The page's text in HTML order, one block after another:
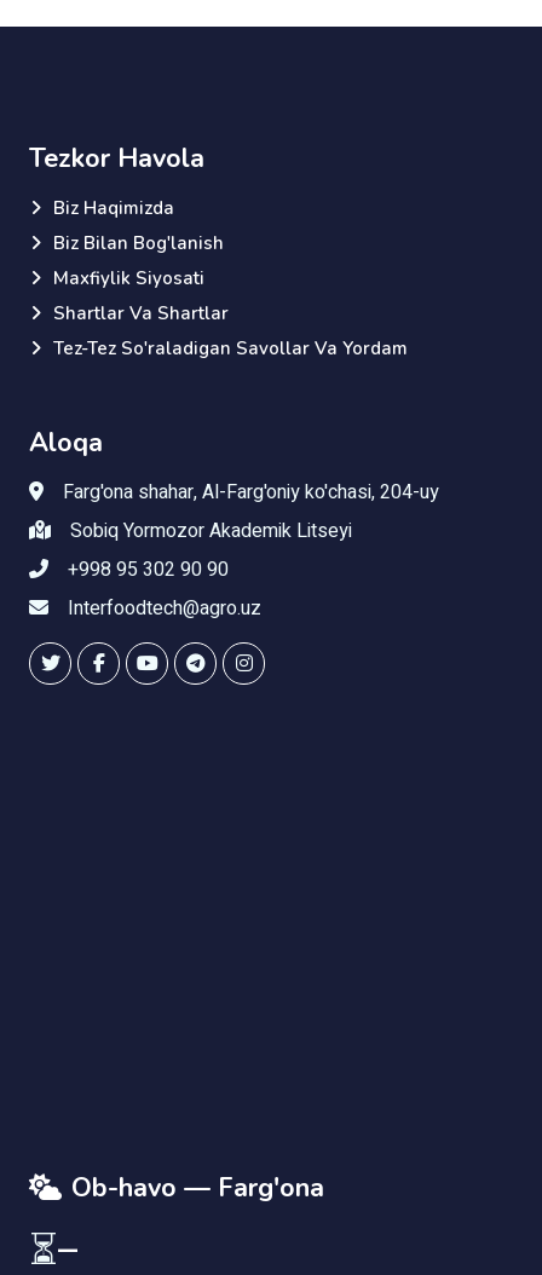
Tezkor Havola
Biz Haqimizda
Biz Bilan Bog'lanish
Maxfiylik Siyosati
Shartlar Va Shartlar
Tez-Tez So'raladigan Savollar Va Yordam
Aloqa
Farg'ona shahar, Al-Farg'oniy ko'chasi, 204-uy
Sobiq Yormozor Akademik Litseyi
+998 95 302 90 90
Interfoodtech@agro.uz
Ob-havo — Farg'ona
⏳—